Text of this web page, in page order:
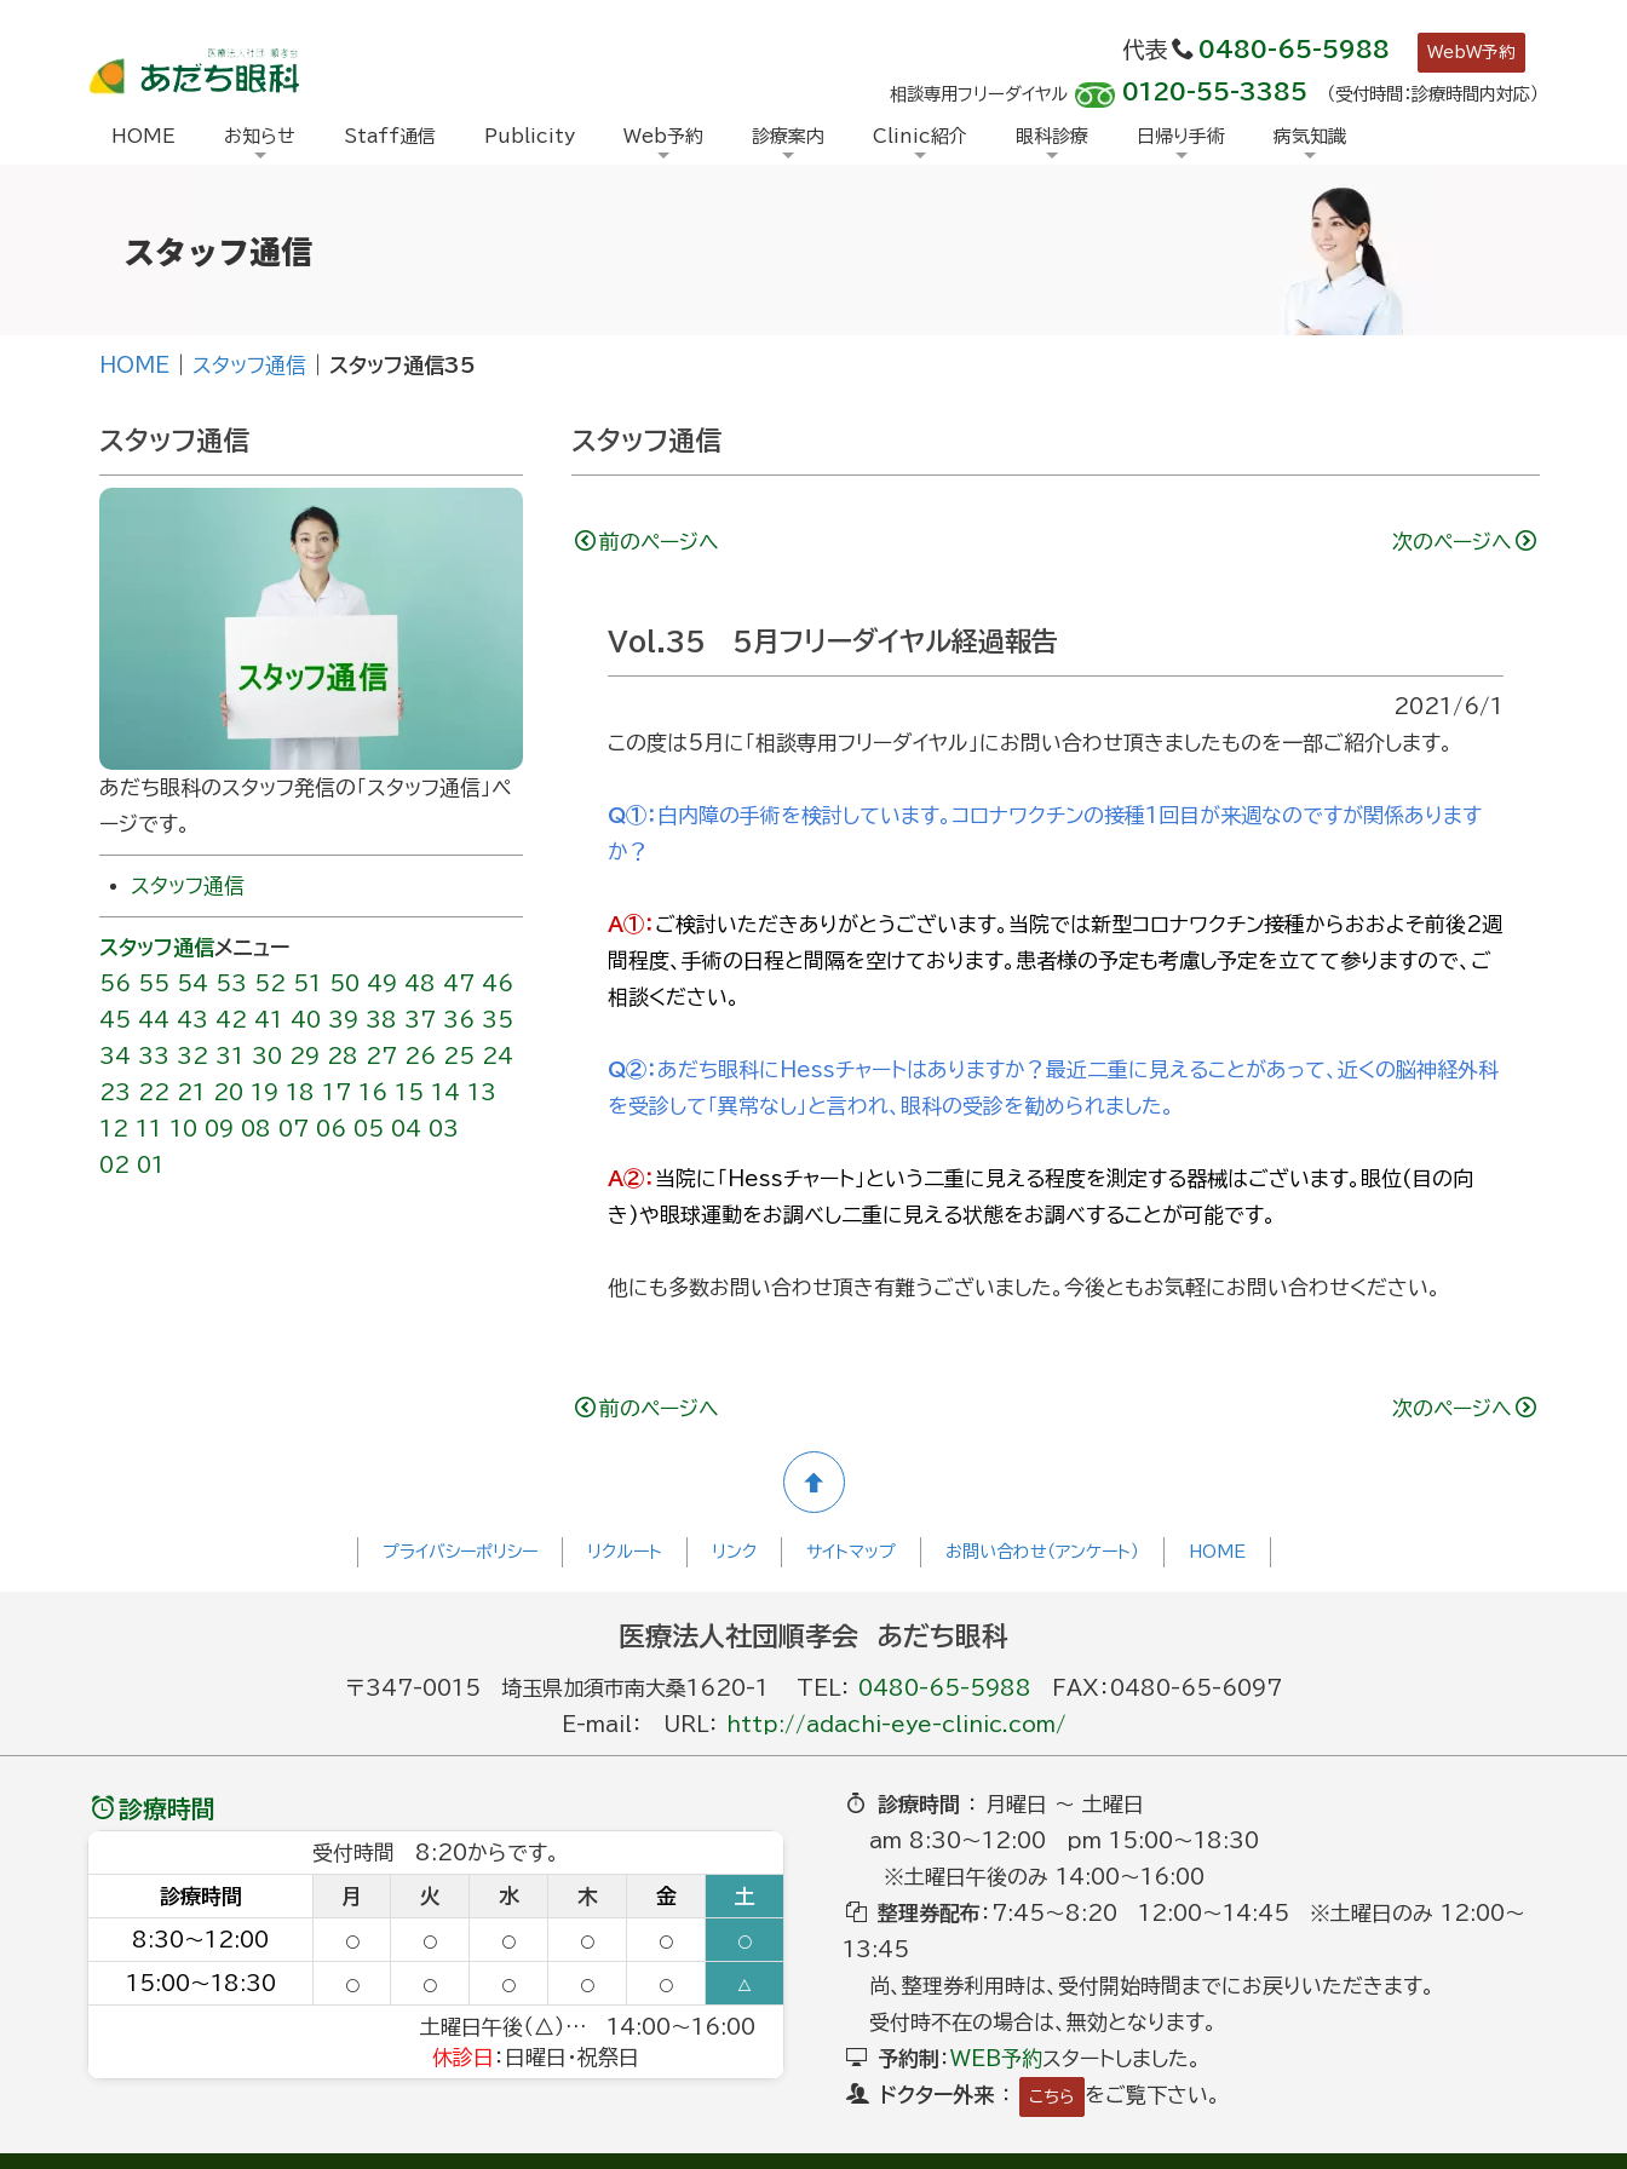
代表 0480-65-5988 WebW予約
相談専用フリーダイヤル 0120-55-3385 （受付時間：診療時間内対応）
HOME お知らせ Staff通信 Publicity Web予約 診療案内 Clinic紹介 眼科診療 日帰り手術 病気知識
スタッフ通信
HOME スタッフ通信 スタッフ通信35
スタッフ通信
前のページへ 次のページへ
Vol.35 5月フリーダイヤル経過報告
2021/6/1
この度は5月に「相談専用フリーダイヤル」にお問い合わせ頂きましたものを一部ご紹介します。
Q①： 白内障の手術を検討しています。コロナワクチンの接種1回目が来週なのですが関係あります
か？
A①： ご検討いただきありがとうございます。当院では新型コロナワクチン接種からおおよそ前後2週
間程度、手術の日程と間隔を空けております。患者様の予定も考慮し予定を立てて参りますので、ご
相談ください。
Q②： あだち眼科にHessチャートはありますか？最近二重に見えることがあって、近くの脳神経外科
を受診して「異常なし」と言われ、眼科の受診を勧められました。
A②： 当院に「Hessチャート」という二重に見える程度を測定する器械はございます。眼位(目の向
き)や眼球運動をお調べし二重に見える状態をお調べすることが可能です。
他にも多数お問い合わせ頂き有難うございました。今後ともお気軽にお問い合わせください。
前のページへ 次のページへ
スタッフ通信
あだち眼科のスタッフ発信の｢スタッフ通信」ペ
ージです。
スタッフ通信
スタッフ通信メニュー
56 55 54 53 52 51 50 49 48 47 46
45 44 43 42 41 40 39 38 37 36 35
34 33 32 31 30 29 28 27 26 25 24
23 22 21 20 19 18 17 16 15 14 13
12 11 10 09 08 07 06 05 04 03
02 01
プライバシーポリシー リクルート リンク サイトマップ お問い合わせ（アンケート） HOME
医療法人社団順孝会 あだち眼科
〒347-0015 埼玉県加須市南大桑1620-1 TEL： 0480-65-5988
FAX：0480-65-6097
E-mail： URL：
http://adachi-eye-clinic.com/
診療時間
受付時間 8:20からです。
診療時間 月 火 水 木 金 土
8:30～12:00 ○ ○ ○ ○ ○ ○
15:00～18:30 ○ ○ ○ ○ ○ △
土曜日午後（△）… 14:00～16:00
休診日 ：日曜日・祝祭日
診療時間
： 月曜日 ～ 土曜日
am 8:30～12:00 pm 15:00～18:30
※土曜日午後のみ 14:00～16:00
整理券配布：7:45～8:20 12:00～14:45 ※土曜日のみ 12:00～
13:45
尚、整理券利用時は、受付開始時間までにお戻りいただきます。
受付時不在の場合は、無効となります。
予約制 ：WEB予約スタートしました。
ドクター外来 ： こちら をご覧下さい。